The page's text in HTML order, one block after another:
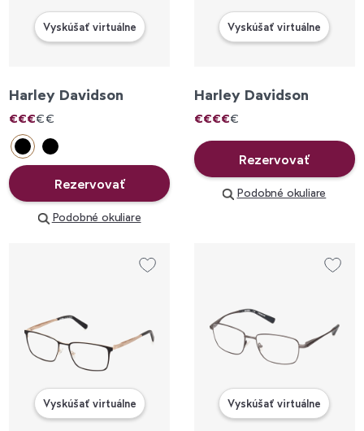
Vyskúšať virtuálne
Harley Davidson
€€€€€
Rezervovať
Podobné okuliare
Vyskúšať virtuálne
Harley Davidson
€€€€€
Rezervovať
Podobné okuliare
Vyskúšať virtuálne Vyskúšať virtuálne